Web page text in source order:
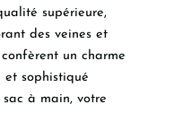
supérieure,
des veines et
un charme
et sophistiqué
à main, votre